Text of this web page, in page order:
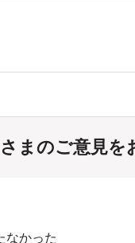
まのご意見を
なかった